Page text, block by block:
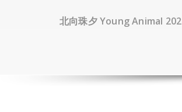
北向珠夕 Young Animal